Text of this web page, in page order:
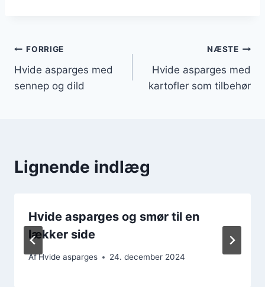
Indlægsnavigation
FORRIGE
Hvide asparges med
sennep og dild
NÆSTE
Hvide asparges med
kartofler som tilbehør
Lignende indlæg
Hvide asparges og smør til en
lækker side
AfHvide asparges 24. december 2024